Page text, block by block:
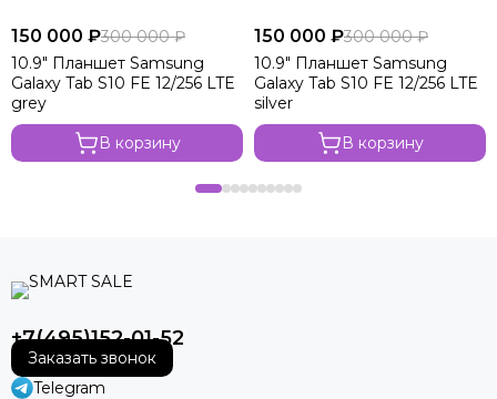
150 000 ₽300 000 ₽
10.9" Планшет Samsung
Galaxy Tab S10 FE 12/256 LTE
grey
В корзину
150 000 ₽300 000 ₽
10.9" Планшет Samsung
Galaxy Tab S10 FE 12/256 LTE
silver
В корзину
+7(495)152-01-52
Заказать звонок
Telegram